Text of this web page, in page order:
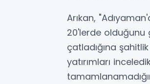
Arıkan,
20'lerde olduğunu
çatladığına
yatırımları